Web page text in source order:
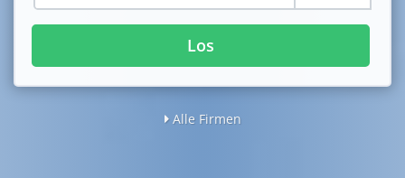
Los
Alle Firmen